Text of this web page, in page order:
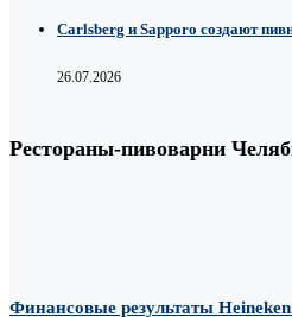
Carlsberg и Sapporo создают
26.07.2026
Рестораны-пивоварни
Финансовые результаты